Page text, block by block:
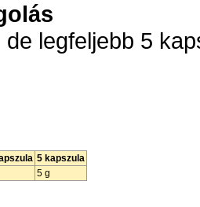
legfeljebb 5
5 kapszula
5 g